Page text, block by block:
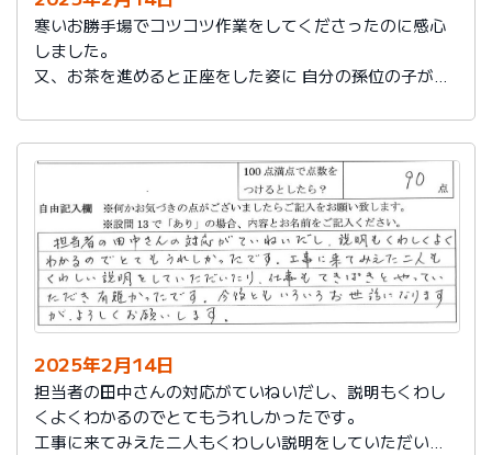
寒いお勝手場でコツコツ作業をしてくださったのに感心
しました。
又、お茶を進めると正座をした姿に 自分の孫位の子がな
又、市との対応が耳の悪い私に代わって聞いてくれ助か
りました。
説明もその後しっかりしてもらい感謝しています。
2025年2月14日
担当者の田中さんの対応がていねいだし、説明もくわし
くよくわかるのでとてもうれしかったです。
工事に来てみえた二人もくわしい説明をしていただいた